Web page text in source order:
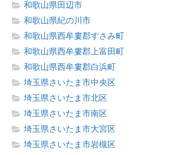
和歌山県田辺市
和歌山県紀の川市
和歌山県西牟婁郡すさみ町
和歌山県西牟婁郡上富田町
和歌山県西牟婁郡白浜町
埼玉県さいたま市中央区
埼玉県さいたま市北区
埼玉県さいたま市南区
埼玉県さいたま市大宮区
埼玉県さいたま市岩槻区